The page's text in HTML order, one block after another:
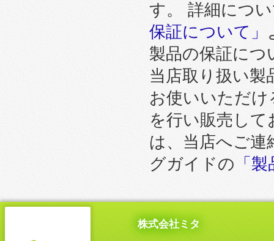
す。 詳細につ
保証について」
製品の保証につ
当店取り扱い
お使いいただけ
を行い販売し
は、当店へご
グガイドの 「
株式会社ミタ